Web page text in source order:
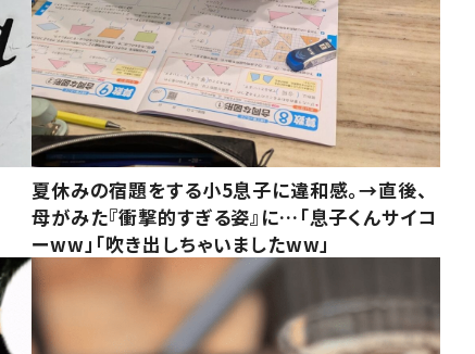
夏休みの宿題をする小5息子に違和感。→直後、
母がみた『衝撃的すぎる姿』に…「息子くんサイコ
ーww」「吹き出しちゃいましたww」